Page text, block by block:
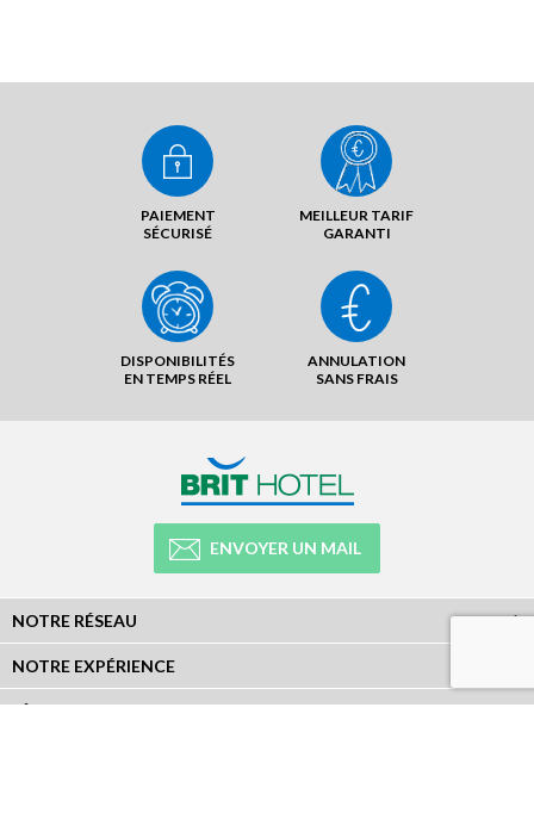
PAIEMENT
SÉCURISÉ
MEILLEUR TARIF
GARANTI
DISPONIBILITÉS
EN TEMPS RÉEL
ANNULATION
SANS FRAIS
ENVOYER UN MAIL
NOTRE RÉSEAU
NOTRE EXPÉRIENCE
LÉGAL